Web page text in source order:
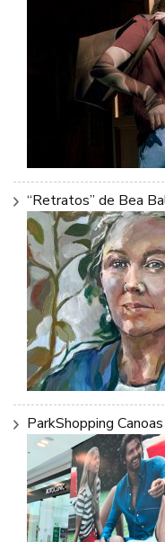
“Retratos” de Bea
ParkShopping